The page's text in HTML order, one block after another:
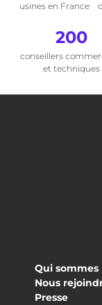
usines en France
200
conseillers
et techniques
Qui sommes
Nous
Presse